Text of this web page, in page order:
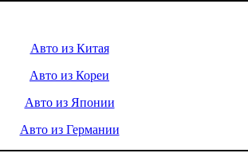
Авто из Китая
Авто из Кореи
Авто из Японии
Авто из Германии